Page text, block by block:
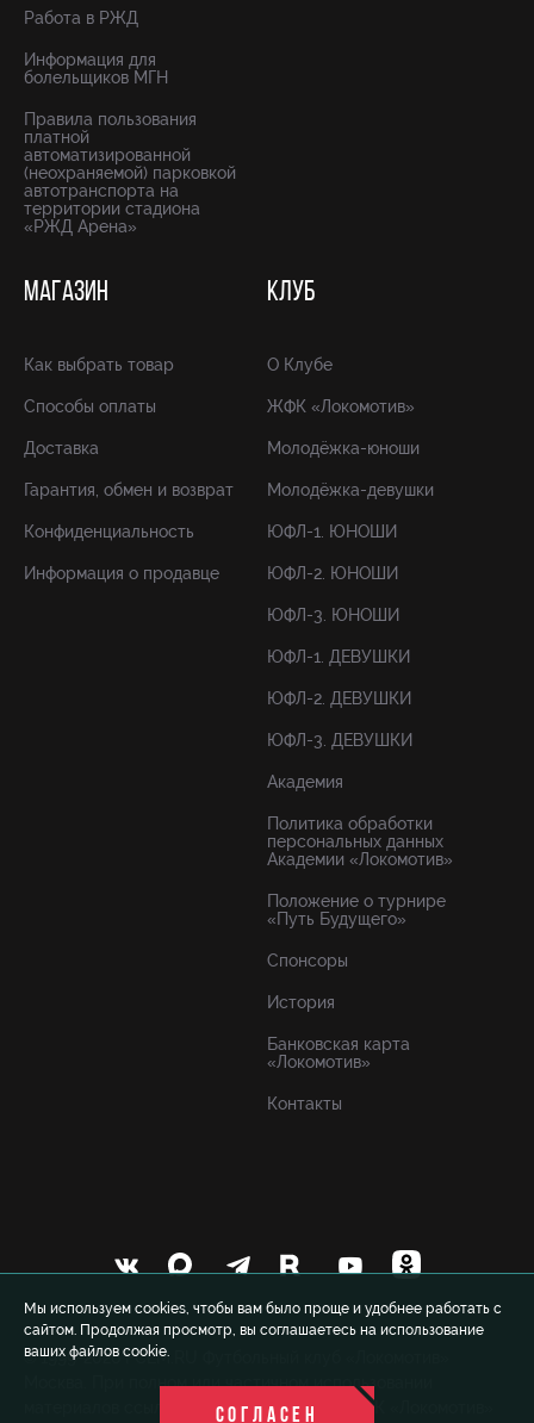
Мы используем cookies, чтобы вам было проще и удобнее работать с
сайтом. Продолжая просмотр, вы соглашаетесь на использование
ваших файлов cookie.
СОГЛАСЕН
Работа в РЖД
Информация для
болельщиков МГН
Правила пользования
платной
автоматизированной
(неохраняемой) парковкой
автотранспорта на
территории стадиона
«РЖД Арена»
МАГАЗИН
Как выбрать товар
Способы оплаты
Доставка
Гарантия, обмен и возврат
Конфиденциальность
Информация о продавце
КЛУБ
О Клубе
ЖФК «Локомотив»
Молодёжка-юноши
Молодёжка-девушки
ЮФЛ-1. ЮНОШИ
ЮФЛ-2. ЮНОШИ
ЮФЛ-3. ЮНОШИ
ЮФЛ-1. ДЕВУШКИ
ЮФЛ-2. ДЕВУШКИ
ЮФЛ-3. ДЕВУШКИ
Академия
Политика обработки
персональных данных
Академии «Локомотив»
Положение о турнире
«Путь Будущего»
Спонсоры
История
Банковская карта
«Локомотив»
Контакты
© 1999-2026 FCLM.RU Футбольный клуб «Локомотив»
Москва. При полном или частичном использовании
материалов ссылка на официальный сайт ФК «Локомотив»